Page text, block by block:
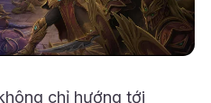
chỉ hướng tới